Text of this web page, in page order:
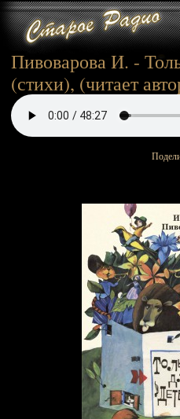
Пивоварова И. -
(стихи), (читает